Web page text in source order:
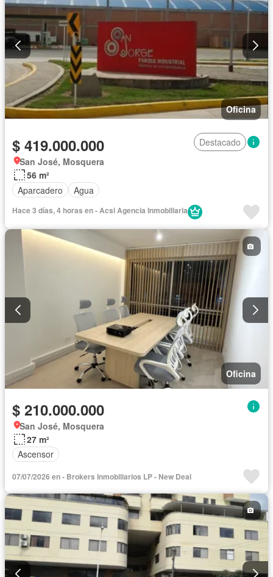
Oficina
$ 419.000.000
Destacado
San José, Mosquera
56 m²
Aparcadero
Agua
Hace 3 días, 4 horas en - Acsi Agencia Inmobiliaria
Oficina
$ 210.000.000
San José, Mosquera
27 m²
Ascensor
07/07/2026 en - Brokers Inmobiliarios LP - New Deal